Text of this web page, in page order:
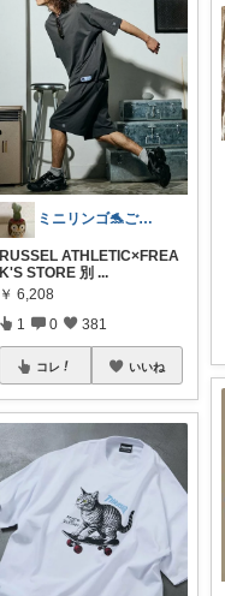
ミニリンゴ🐬ご縁に感謝🌻ありがとう
RUSSEL ATHLETIC×FREA
K'S STORE 別 ...
￥ 6,208
1 0 381
コレ いいね